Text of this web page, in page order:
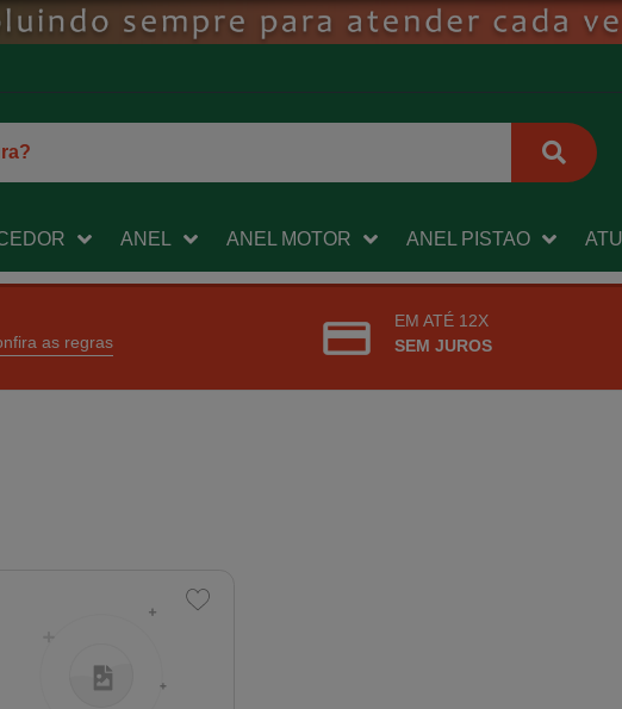
ANEL ANEL MOTOR ANEL PISTAO
as regras
EM ATÉ 12X
SEM JUROS